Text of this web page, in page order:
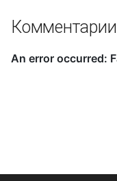
Комментарии